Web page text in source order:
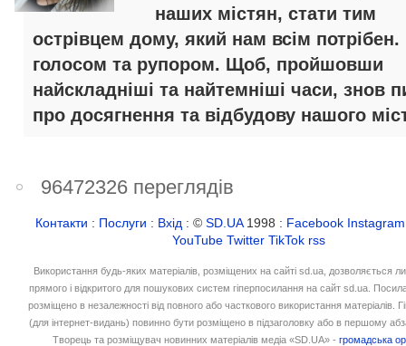
наших містян, стати тим
острівцем дому, який нам всім потрібен.
голосом та рупором. Щоб, пройшовши
найскладніші та найтемніші часи, знов
про досягнення та відбудову нашого
96472326 переглядів
Контакти : Послуги : Вхід : ©SD.UA1998 : Facebook Instagram
YouTube Twitter TikTok rss
Використання будь-яких матеріалів, розміщених на сайті sd.ua, дозволяється
прямого і відкритого для пошукових систем гіперпосилання на сайт sd.ua.
розміщено в незалежності від повного або часткового використання матеріалів.
(для інтернет-видань) повинно бути розміщено в підзаголовку або в першому
Творець та розміщувач новинних матеріалів медіа «SD.UA» -громадська